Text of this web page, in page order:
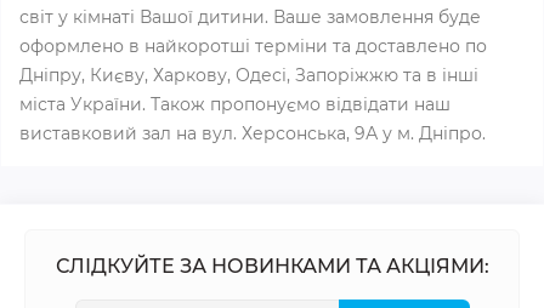
світ у кімнаті Вашої дитини. Ваше замовлення буде
оформлено в найкоротші терміни та доставлено по
Дніпру, Києву, Харкову, Одесі, Запоріжжю та в інші
міста України. Також пропонуємо відвідати наш
виставковий зал на вул. Херсонська, 9А у м. Дніпро.
СЛІДКУЙТЕ ЗА НОВИНКАМИ ТА АКЦІЯМИ: